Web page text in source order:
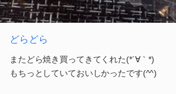
どらどら
またどら焼き買ってきてくれた(*´∀｀*)
もちっとしていておいしかったです(^^)